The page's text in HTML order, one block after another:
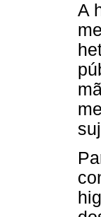
A